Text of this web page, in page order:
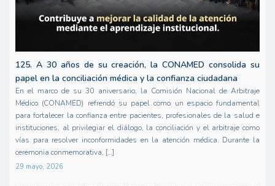
125. A 30 años de su creación, la CONAMED consolida su
papel en la conciliación médica y la confianza ciudadana
En el marco de su 30 aniversario, la Comisión Nacional de Arbitraje
Médico (CONAMED) refrendó su papel como un espacio fundamental
para fortalecer la confianza entre pacientes, profesionales de la salud e
instituciones, al privilegiar el diálogo, la conciliación y el arbitraje como
vías para resolver inconformidades en la atención médica. Durante la
ceremonia conmemorativa, […]
29 mayo, 2026